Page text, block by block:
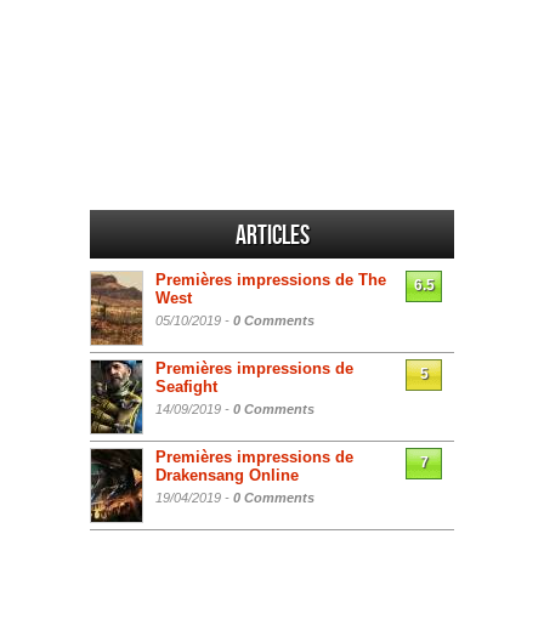
Articles
Premières impressions de The
West
05/10/2019 - 0 Comments
6.5
Premières impressions de
Seafight
14/09/2019 - 0 Comments
5
Premières impressions de
Drakensang Online
19/04/2019 - 0 Comments
7